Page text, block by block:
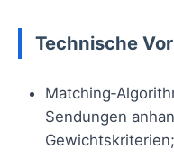
Technische
Sendungen
Gewichtskriterien;